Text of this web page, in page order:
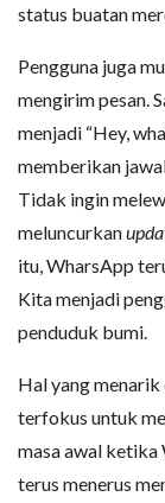
status buatan
Pengguna juga
mengirim pesan.
menjadi “Hey,
memberikan
Tidak ingin
meluncurkan
itu, WharsApp
Kita menjadi
penduduk bumi.
Hal yang
terfokus untuk
masa awal ketika
terus menerus